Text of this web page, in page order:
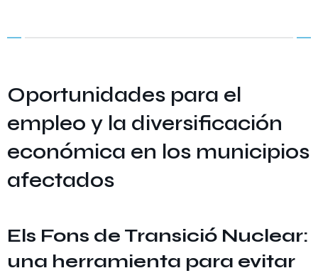
Oportunidades para el
empleo y la diversificación
económica en los municipios
afectados
Els Fons de Transició Nuclear:
una herramienta para evitar